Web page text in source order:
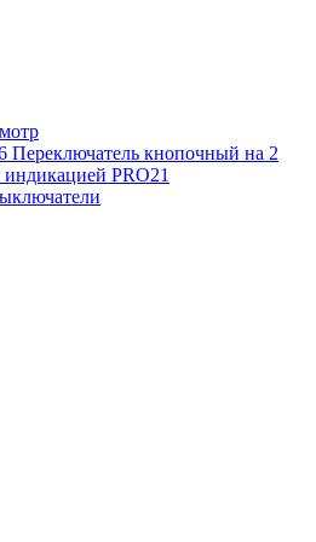
Переключатель кнопочный на 2
индикацией PRO21